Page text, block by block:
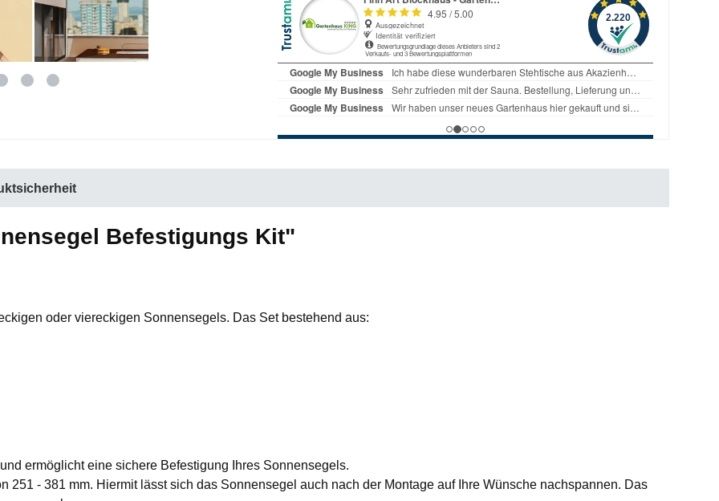
Befestigungs Kit"
oder viereckigen Sonnensegels. Das Set bestehend aus:
ermöglicht eine sichere Befestigung Ihres Sonnensegels.
251 - 381 mm. Hiermit lässt sich das Sonnensegel auch nach der Montage auf Ihre Wünsche nachspannen. Das